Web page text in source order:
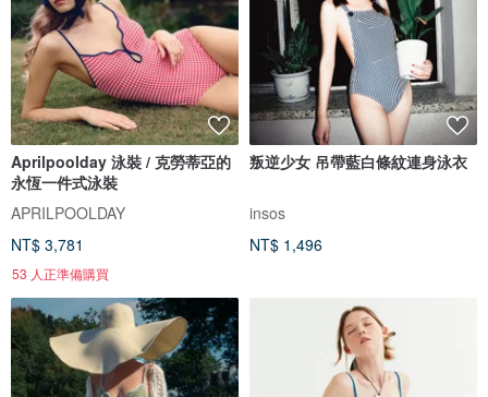
Aprilpoolday 泳裝 / 克勞蒂亞的
永恆一件式泳裝
APRILPOOLDAY
NT$ 3,781
53 人正準備購買
叛逆少女 吊帶藍白條紋連身泳衣
insos
NT$ 1,496